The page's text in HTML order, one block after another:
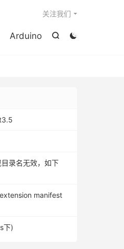


Arduino
关注我们
录名无效，如下
manifest
下)